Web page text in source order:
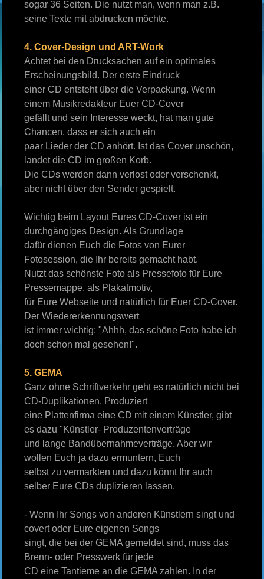
sogar 36 Seiten. Die nutzt man, wenn man z.B.
seine Texte mit abdrucken möchte.
4. Cover-Design und ART-Work
Achtet bei den Drucksachen auf ein optimales
Erscheinungsbild. Der erste Eindruck
einer CD entsteht über die Verpackung. Wenn
einem Musikredakteur Euer CD-Cover
gefällt und sein Interesse weckt, hat man gute
Chancen, dass er sich auch ein
paar Lieder der CD anhört. Ist das Cover unschön,
landet die CD im großen Korb.
Die CDs werden dann verlost oder verschenkt,
aber nicht über den Sender gespielt.
Wichtig beim Layout Eures CD-Cover ist ein
durchgängiges Design. Als Grundlage
dafür dienen Euch die Fotos von Eurer
Fotosession, die Ihr bereits gemacht habt.
Nutzt das schönste Foto als Pressefoto für Eure
Pressemappe, als Plakatmotiv,
für Eure Webseite und natürlich für Euer CD-Cover.
Der Wiedererkennungswert
ist immer wichtig: "Ahhh, das schöne Foto habe ich
doch schon mal gesehen!".
5. GEMA
Ganz ohne Schriftverkehr geht es natürlich nicht bei
CD-Duplikationen. Produziert
eine Plattenfirma eine CD mit einem Künstler, gibt
es dazu "Künstler- Produzentenverträge
und lange Bandübernahmeverträge. Aber wir
wollen Euch ja dazu ermuntern, Euch
selbst zu vermarkten und dazu könnt Ihr auch
selber Eure CDs duplizieren lassen.
- Wenn Ihr Songs von anderen Künstlern singt und
covert oder Eure eigenen Songs
singt, die bei der GEMA gemeldet sind, muss das
Brenn- oder Presswerk für jede
CD eine Tantieme an die GEMA zahlen. In der